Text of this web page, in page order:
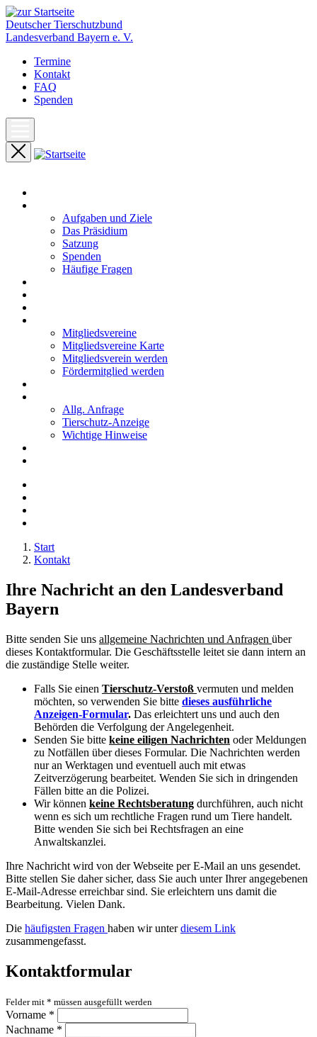
Deutscher Tierschutzbund
Landesverband Bayern e. V.
Termine
Kontakt
FAQ
Spenden
Aufgaben und Ziele
Das Präsidium
Satzung
Spenden
Häufige Fragen
Mitgliedsvereine
Mitgliedsvereine Karte
Mitgliedsverein werden
Fördermitglied werden
Allg. Anfrage
Tierschutz-Anzeige
Wichtige Hinweise
Start
Kontakt
Ihre Nachricht an den Landesverband
Bayern
Bitte senden Sie uns allgemeine Nachrichten und Anfragen über
dieses Kontaktformular. Die Geschäftsstelle leitet sie dann intern an
die zuständige Stelle weiter.
Falls Sie einen Tierschutz-Verstoß vermuten und melden
möchten, so verwenden Sie bitte dieses ausführliche
Anzeigen-Formular. Das erleichtert uns und auch den
Behörden die Verfolgung der Angelegenheit.
Senden Sie bitte keine eiligen Nachrichten oder Meldungen
zu Notfällen über dieses Formular. Die Nachrichten werden
nur an Werktagen und eventuell auch mit etwas
Zeitverzögerung bearbeitet. Wenden Sie sich in dringenden
Fällen bitte an die Polizei.
Wir können keine Rechtsberatung durchführen, auch nicht
wenn es sich um rechtliche Fragen rund um Tiere handelt.
Bitte wenden Sie sich bei Rechtsfragen an eine
Anwaltskanzlei.
Ihre Nachricht wird von der Webseite per E-Mail an uns gesendet.
Bitte stellen Sie daher sicher, dass Sie auch unter Ihrer angegebenen
E-Mail-Adresse erreichbar sind. Sie erleichtern uns damit die
Bearbeitung. Vielen Dank.
Die häufigsten Fragen haben wir unterdiesem Link
zusammengefasst.
Kontaktformular
Felder mit * müssen ausgefüllt werden
Vorname *
Nachname *